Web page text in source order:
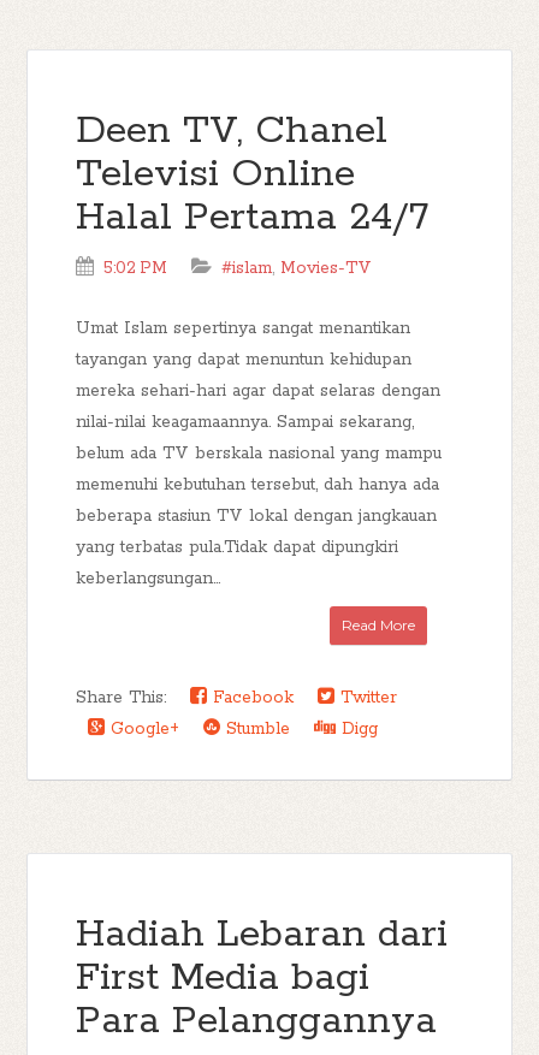
Deen TV, Chanel
Televisi Online
Halal Pertama 24/7
5:02 PM #islam, Movies-TV
Umat Islam sepertinya sangat menantikan
tayangan yang dapat menuntun kehidupan
mereka sehari-hari agar dapat selaras dengan
nilai-nilai keagamaannya. Sampai sekarang,
belum ada TV berskala nasional yang mampu
memenuhi kebutuhan tersebut, dah hanya ada
beberapa stasiun TV lokal dengan jangkauan
yang terbatas pula.Tidak dapat dipungkiri
keberlangsungan...
Read More
Share This: Facebook
Twitter
Google+
Stumble Digg
Hadiah Lebaran dari
First Media bagi
Para Pelanggannya